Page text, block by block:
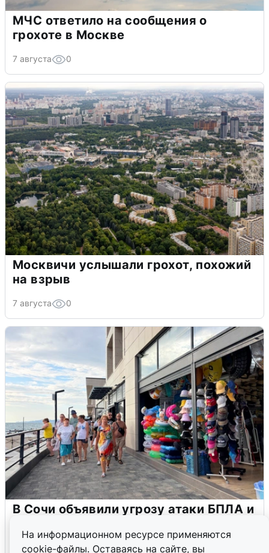
На информационном ресурсе применяются
cookie-файлы. Оставаясь на сайте, вы
МЧС ответило на сообщения о
грохоте в Москве
7 августа 0
Москвичи услышали грохот, похожий
на взрыв
7 августа 0
В Сочи объявили угрозу атаки БПЛА и
6 августа 0